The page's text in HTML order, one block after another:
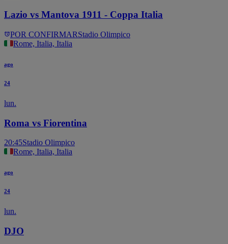
Lazio vs Mantova 1911 - Coppa Italia
POR CONFIRMARStadio Olimpico
Rome, Italia, Italia
ago
24
lun.
Roma vs Fiorentina
20:45Stadio Olimpico
Rome, Italia, Italia
ago
24
lun.
DJO